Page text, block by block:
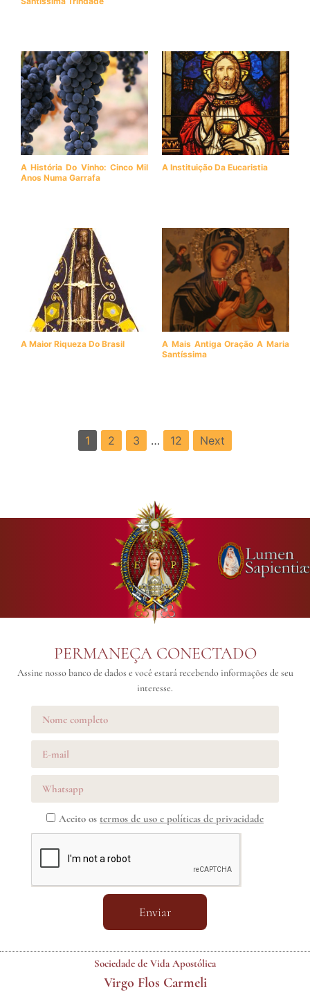
A História Do Vinho: Cinco Mil
Anos Numa Garrafa
A Instituição Da Eucaristia
A Maior Riqueza Do Brasil
A Mais Antiga Oração A Maria
Santíssima
1 2 3 … 12 Next
PERMANEÇA CONECTADO
Assine nosso banco de dados e você estará recebendo informações de seu
interesse.
Aceito os termos de uso e políticas de privacidade
Enviar
Sociedade de Vida Apostólica
Virgo Flos Carmeli